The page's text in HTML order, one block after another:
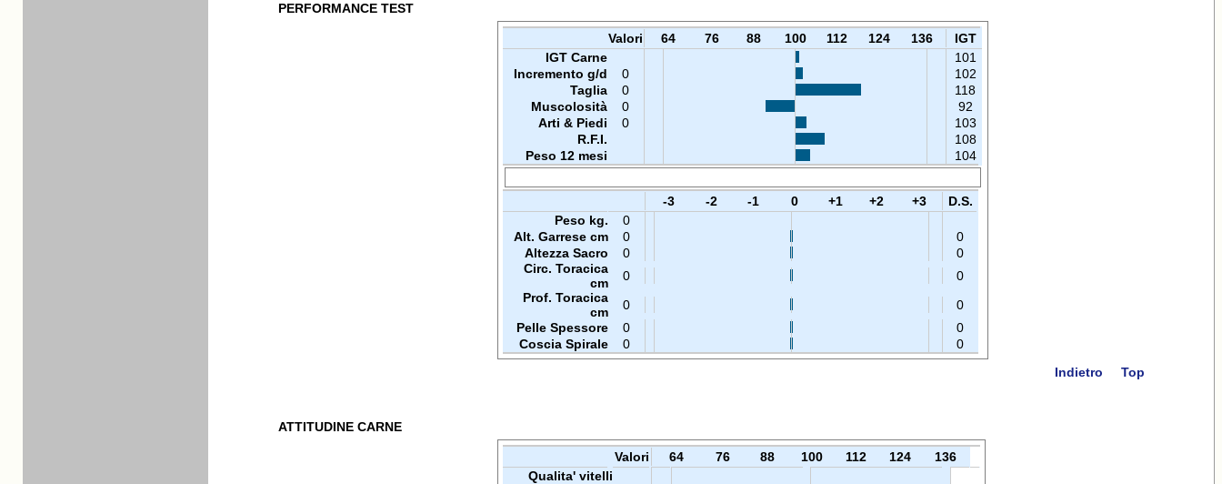
PERFORMANCE TEST
Valori 64 76 88 100 112 124 136
IGT
IGT Carne
101
Incremento g/d
0
102
Taglia
0
118
Muscolosità
0
92
Arti & Piedi
0
103
R.F.I.
108
Peso 12 mesi
104
-3 -2 -1 0 +1 +2 +3
D.S.
Peso kg.
0
Alt. Garrese cm
0
0
Altezza Sacro
0
0
Circ. Toracica
cm
0
0
Prof. Toracica
cm
0
0
Pelle Spessore
0
0
Coscia Spirale
0
0
Indietro
Top
ATTITUDINE CARNE
Valori 64 76 88 100 112 124
136
Qualita' vitelli